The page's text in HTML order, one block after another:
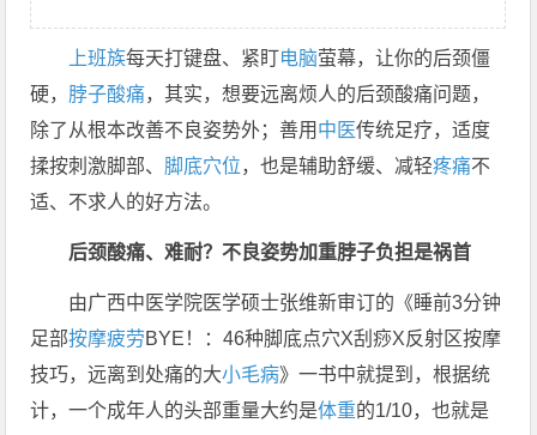
上班族每天打键盘、紧盯电脑萤幕，让你的后颈僵
硬， 脖子酸痛，其实，想要远离烦人的后颈酸痛问题，
除了从根本改善不良姿势外；善用 中医传统足疗，适度
揉按刺激脚部、 脚底穴位，也是辅助舒缓、减轻疼痛不
适、不求人的好方法。
后颈酸痛、难耐？不良姿势加重脖子负担是祸首
由广西中医学院医学硕士张维新审订的《睡前3分钟
足部按摩疲劳BYE！：46种脚底点穴X刮痧X反射区按摩
技巧，远离到处痛的大小毛病》一书中就提到，根据统
计，一个成年人的头部重量大约是体重的1/10，也就是